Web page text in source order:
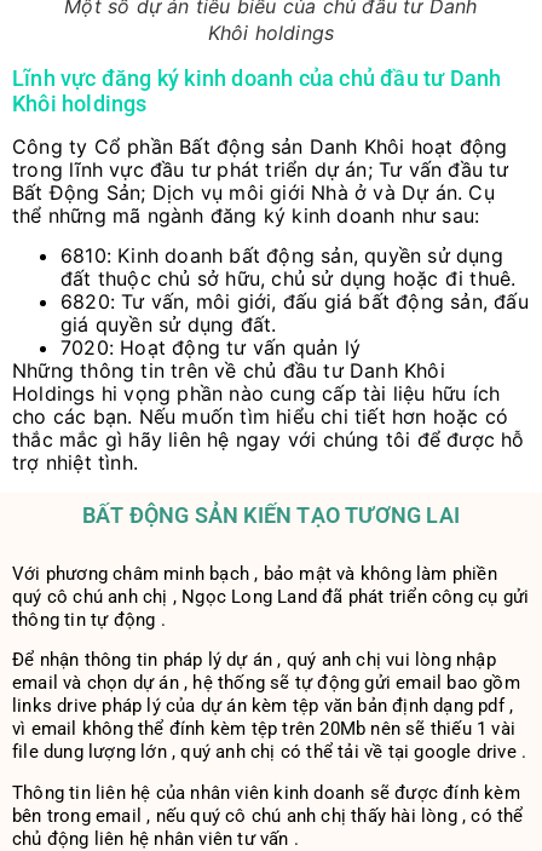
Một số dự án tiêu biểu của chủ đầu tư Danh
Khôi holdings
Lĩnh vực đăng ký kinh doanh của chủ đầu tư Danh
Khôi holdings
Công ty Cổ phần Bất động sản Danh Khôi hoạt động
trong lĩnh vực đầu tư phát triển dự án; Tư vấn đầu tư
Bất Động Sản; Dịch vụ môi giới Nhà ở và Dự án. Cụ
thể những mã ngành đăng ký kinh doanh như sau:
6810: Kinh doanh bất động sản, quyền sử dụng
đất thuộc chủ sở hữu, chủ sử dụng hoặc đi thuê.
6820: Tư vấn, môi giới, đấu giá bất động sản, đấu
giá quyền sử dụng đất.
7020: Hoạt động tư vấn quản lý
Những thông tin trên về chủ đầu tư Danh Khôi
Holdings hi vọng phần nào cung cấp tài liệu hữu ích
cho các bạn. Nếu muốn tìm hiểu chi tiết hơn hoặc có
thắc mắc gì hãy liên hệ ngay với chúng tôi để được hỗ
trợ nhiệt tình.
BẤT ĐỘNG SẢN KIẾN TẠO TƯƠNG LAI
Với phương châm minh bạch , bảo mật và không làm phiền
quý cô chú anh chị , Ngọc Long Land đã phát triển công cụ gửi
thông tin tự động .
Để nhận thông tin pháp lý dự án , quý anh chị vui lòng nhập
email và chọn dự án , hệ thống sẽ tự động gửi email bao gồm
links drive pháp lý của dự án kèm tệp văn bản định dạng pdf ,
vì email không thể đính kèm tệp trên 20Mb nên sẽ thiếu 1 vài
file dung lượng lớn , quý anh chị có thể tải về tại google drive .
Thông tin liên hệ của nhân viên kinh doanh sẽ được đính kèm
bên trong email , nếu quý cô chú anh chị thấy hài lòng , có thể
chủ động liên hệ nhân viên tư vấn .